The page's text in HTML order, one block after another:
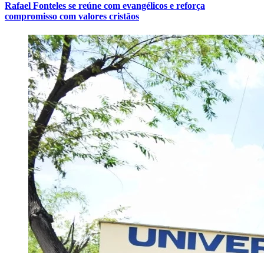
Rafael Fonteles se reúne com evangélicos e reforça
compromisso com valores cristãos